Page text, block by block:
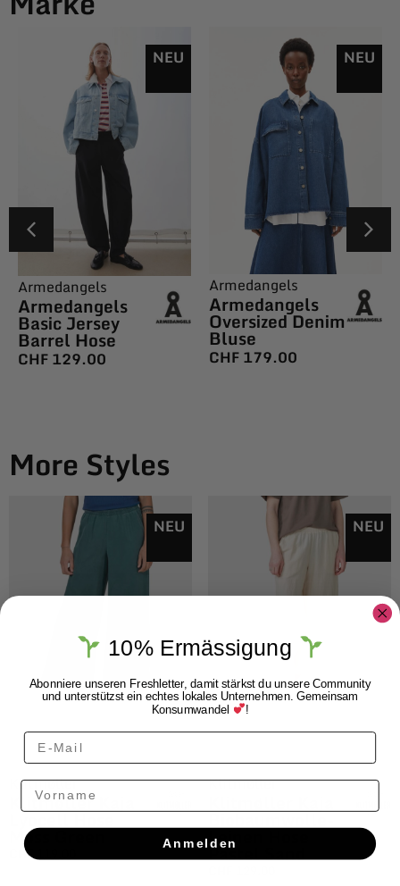
NEU
Armedangels
Armedangels
Basic Jersey
Barrel Hose
CHF129.00
NEU
Armedangels
Armedangels
Oversized Denim
Bluse
CHF179.00
More Styles
NEU
Klitmøller
Klitmøller Kaja
Lyocell Hose
Moss Green
CHF119.00
NEU
Klitmøller
Biobaumwolle-
Leinen Hose
Pastel Sand
10% Ermässigung
Abonniere unseren Freshletter, damit stärkst du unsere Community
und unterstützst ein echtes lokales Unternehmen. Gemeinsam
Konsumwandel !
Vorname
Anmelden